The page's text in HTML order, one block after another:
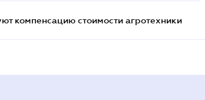
компенсацию стоимости агротехники